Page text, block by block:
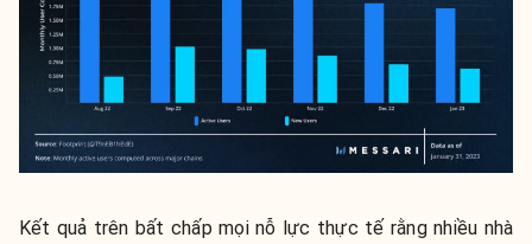
Kết quả trên bất chấp mọi nỗ lực thực tế rằng nhiều nhà